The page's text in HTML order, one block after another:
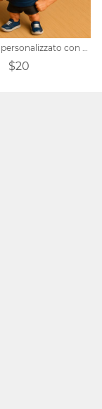
Portachiavi personalizzato con ritratto di fitness maschile in stile Pixar
$20